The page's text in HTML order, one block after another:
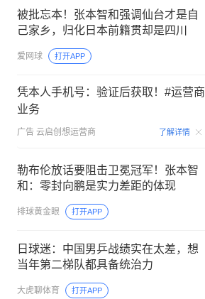
被批忘本！张本智和强调仙台才是自
己家乡，归化日本前籍贯却是四川
爱网球 打开APP
凭本人手机号：验证后获取！#运营商
业务
广告 云启创想运营商 了解详情
勒布伦放话要阻击卫冕冠军！张本智
和：零封向鹏是实力差距的体现
排球黄金眼 打开APP
日球迷：中国男乒战绩实在太差，想
当年第二梯队都具备统治力
大虎聊体育 打开APP